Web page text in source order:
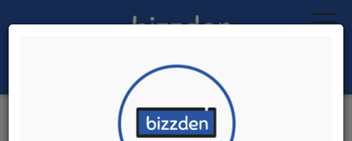
Ara:
Akreditif Danışmanlığı